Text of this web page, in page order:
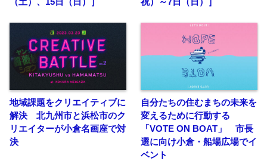
地域課題をクリエイティブに
解決 北九州市と浜松市のク
リエイターが小倉名画座で対
決
自分たちの住むまちの未来を
変えるために行動する
「VOTE ON BOAT」 市長
選に向け小倉・船場広場でイ
ベント